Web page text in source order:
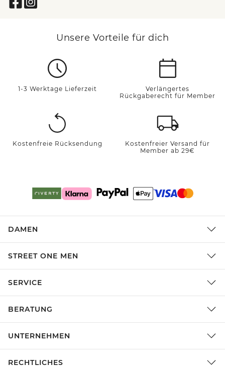
Unsere Vorteile für dich
1-3 Werktage Lieferzeit
Verlängertes
Rückgaberecht für Member
Kostenfreie Rücksendung
Kostenfreier Versand für
Member ab 29€
DAMEN
STREET ONE MEN
SERVICE
BERATUNG
UNTERNEHMEN
RECHTLICHES